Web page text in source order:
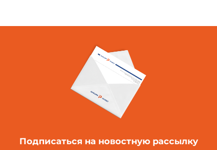
Подписаться на новостную рассылку